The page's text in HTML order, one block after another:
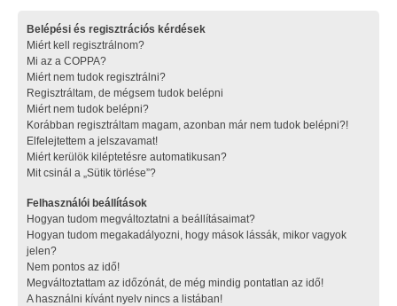
Belépési és regisztrációs kérdések
Miért kell regisztrálnom?
Mi az a COPPA?
Miért nem tudok regisztrálni?
Regisztráltam, de mégsem tudok belépni
Miért nem tudok belépni?
Korábban regisztráltam magam, azonban már nem tudok belépni?!
Elfelejtettem a jelszavamat!
Miért kerülök kiléptetésre automatikusan?
Mit csinál a „Sütik törlése”?
Felhasználói beállítások
Hogyan tudom megváltoztatni a beállításaimat?
Hogyan tudom megakadályozni, hogy mások lássák, mikor vagyok
jelen?
Nem pontos az idő!
Megváltoztattam az időzónát, de még mindig pontatlan az idő!
A használni kívánt nyelv nincs a listában!